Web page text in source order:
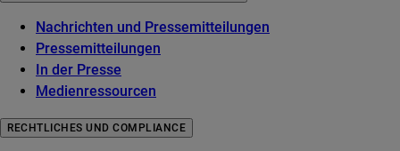
Nachrichten und Pressemitteilungen
Pressemitteilungen
In der Presse
Medienressourcen
RECHTLICHES UND COMPLIANCE